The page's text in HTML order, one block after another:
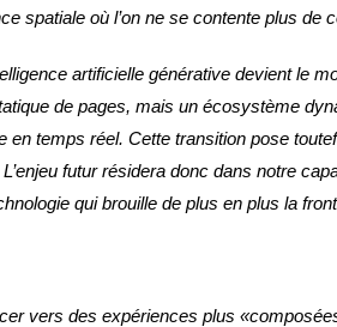
spatiale où l’on ne se contente plus de
artificielle générative devient le
de pages, mais un écosystème
en temps réel. Cette transition pose
futur résidera donc dans notre
qui brouille de plus en plus la
vers des expériences plus